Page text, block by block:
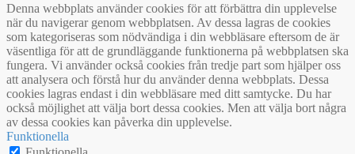
Denna webbplats använder cookies för att förbättra din upplevelse
när du navigerar genom webbplatsen. Av dessa lagras de cookies
som kategoriseras som nödvändiga i din webbläsare eftersom de är
väsentliga för att de grundläggande funktionerna på webbplatsen ska
fungera. Vi använder också cookies från tredje part som hjälper oss
att analysera och förstå hur du använder denna webbplats. Dessa
cookies lagras endast i din webbläsare med ditt samtycke. Du har
också möjlighet att välja bort dessa cookies. Men att välja bort några
av dessa cookies kan påverka din upplevelse.
Funktionella